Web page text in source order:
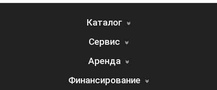
Каталог
Сервис
Аренда
Финансирование